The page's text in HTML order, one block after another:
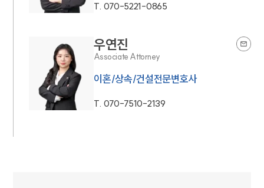
T. 070-5221-0865
우연진
Associate Attorney
이혼/상속/건설전문변호사
T. 070-7510-2139